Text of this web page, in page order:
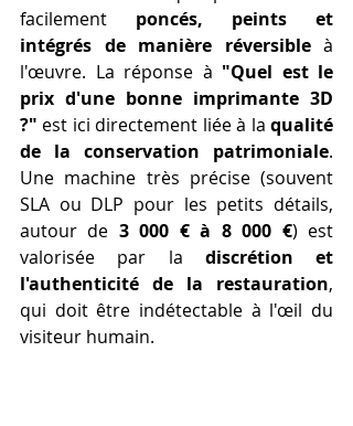
facilement poncés, peints et
intégrés de manière réversible à
l'œuvre. La réponse à "Quel est le
prix d'une bonne imprimante 3D
?" est ici directement liée à la qualité
de la conservation patrimoniale.
Une machine très précise (souvent
SLA ou DLP pour les petits détails,
autour de 3 000 € à 8 000 €) est
valorisée par la discrétion et
l'authenticité de la restauration,
qui doit être indétectable à l'œil du
visiteur humain.